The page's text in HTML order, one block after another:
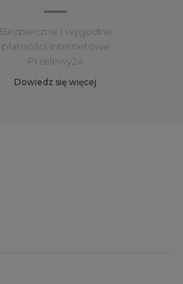
Bezpieczne i wygodne
płatności internetowe
Przelewy24
Dowiedz się więcej